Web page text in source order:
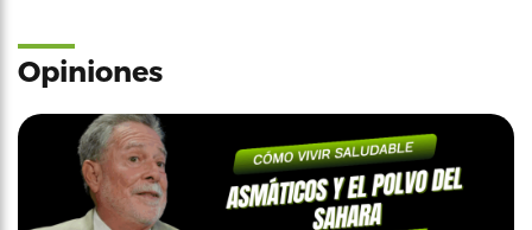
Opiniones